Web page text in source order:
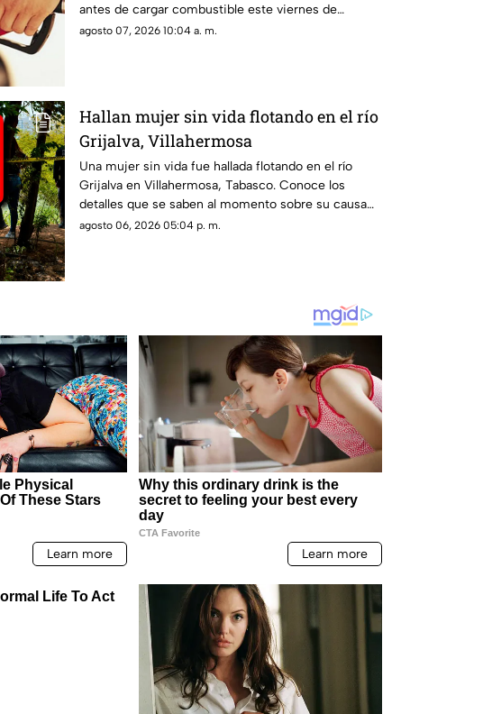
antes de cargar combustible este viernes de
quincena, revisa la lista.
agosto 07, 2026 10:04 a. m.
Hallan mujer sin vida flotando en el río
Grijalva, Villahermosa
Una mujer sin vida fue hallada flotando en el río
Grijalva en Villahermosa, Tabasco. Conoce los
detalles que se saben al momento sobre su causa
de muerte.
agosto 06, 2026 05:04 p. m.